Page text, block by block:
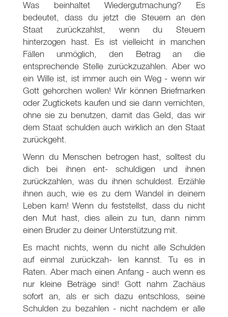
Was beinhaltet Wiedergutmachung? Es
bedeutet, dass du jetzt die Steuern an den
Staat zurückzahlst, wenn du Steuern
hinterzogen hast. Es ist vielleicht in manchen
Fällen unmöglich, den Betrag an die
entsprechende Stelle zurückzuzahlen. Aber wo
ein Wille ist, ist immer auch ein Weg - wenn wir
Gott gehorchen wollen! Wir können Briefmarken
oder Zugtickets kaufen und sie dann vernichten,
ohne sie zu benutzen, damit das Geld, das wir
dem Staat schulden auch wirklich an den Staat
zurückgeht.
Wenn du Menschen betrogen hast, solltest du
dich bei ihnen ent- schuldigen und ihnen
zurückzahlen, was du ihnen schuldest. Erzähle
ihnen auch, wie es zu dem Wandel in deinem
Leben kam! Wenn du feststellst, dass du nicht
den Mut hast, dies allein zu tun, dann nimm
einen Bruder zu deiner Unterstützung mit.
Es macht nichts, wenn du nicht alle Schulden
auf einmal zurückzah- len kannst. Tu es in
Raten. Aber mach einen Anfang - auch wenn es
nur kleine Beträge sind! Gott nahm Zachäus
sofort an, als er sich dazu entschloss, seine
Schulden zu bezahlen - nicht nachdem er alle